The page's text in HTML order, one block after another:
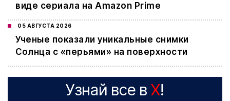
виде сериала на Amazon Prime
05 АВГУСТА 2026
Ученые показали уникальные снимки
Солнца с «перьями» на поверхности
Узнай все в X!